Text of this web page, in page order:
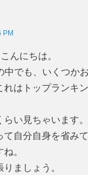
PM
んにちは。
中でも、いくつか
れはトップランキ
らい見ちゃいます
て自分自身を省み
。
ましょう。